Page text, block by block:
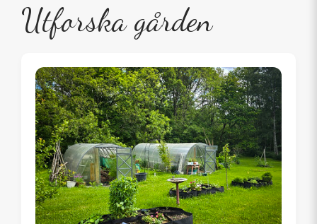
Utforska gården